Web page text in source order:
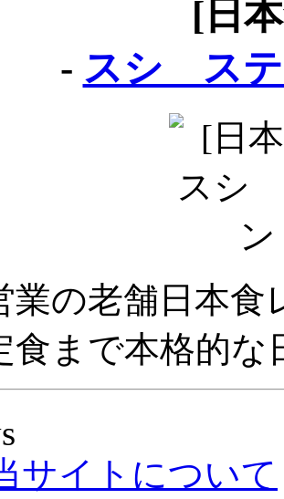
[日
- スシ ス
業の老舗日本
食まで本格的
サイトについて